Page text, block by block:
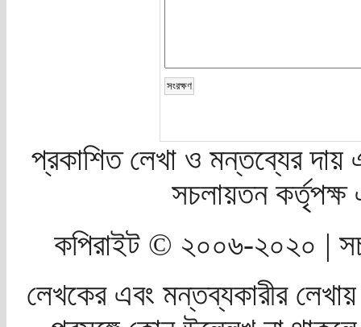
প্রকাশিত লেখা ও মন্তব্যের দায়
সচলায়তন
কপিরাইট © ২০০৬-২০২০ |
লেখকের এবং মন্তব্যকারীর